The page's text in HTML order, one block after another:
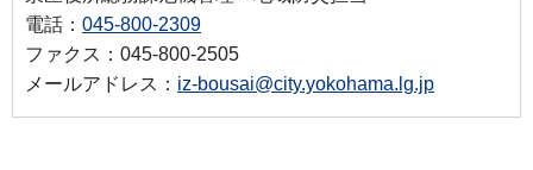
電話： 045-800-2309
ファクス：045-800-2505
メールアドレス： iz-bousai@city.yokohama.lg.jp